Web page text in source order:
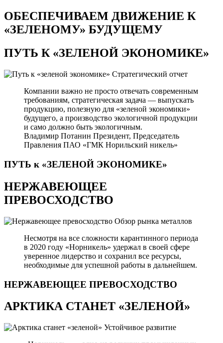
ОБЕСПЕЧИВАЕМ ДВИЖЕНИЕ К
«ЗЕЛЕНОМУ» БУДУЩЕМУ
ПУТЬ К«ЗЕЛЕНОЙ ЭКОНОМИКЕ»
Стратегический отчет
Компании важно не просто отвечать современным
требованиям, стратегическая задача — выпускать
продукцию, полезную для «зеленой экономики»
будущего, а производство экологичной продукции
и само должно быть экологичным.
Владимир Потанин Президент, Председатель
Правления ПАО «ГМК Норильский никель»
ПУТЬ к «ЗЕЛЕНОЙ ЭКОНОМИКЕ»
НЕРЖАВЕЮЩЕЕ
ПРЕВОСХОДСТВО
Обзор рынка металлов
Несмотря на все сложности карантинного периода
в 2020 году «Норникель» удержал в своей сфере
уверенное лидерство и сохранил все ресурсы,
необходимые для успешной работы в дальнейшем.
НЕРЖАВЕЮЩЕЕ ПРЕВОСХОДСТВО
АРКТИКА СТАНЕТ «ЗЕЛЕНОЙ»
Устойчивое развитие